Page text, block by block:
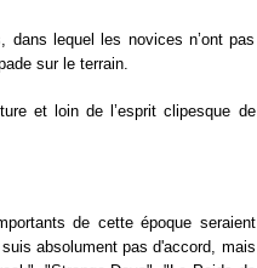
dans lequel les novices n’ont pas
sur le terrain.
et loin de l’esprit clipesque de
de cette époque seraient
absolument pas d'accord, mais